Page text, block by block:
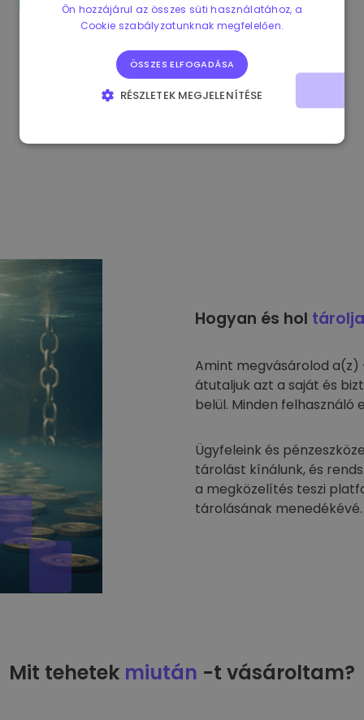
Hogyan és hol
Amint megvásárolod a(z)
átutaljuk azt a saját és
belül. Minden felhasználó
Ügyfeleink és
tárolást kínálunk, és
a megközelítés teszi
tárolásának menedékévé.
Mit tehetek miután -t vásároltam?
Ön hozzájárul az összes süti használatához, a
Cookie szabályzatunknak megfelelően.
ÖSSZES ELFOGADÁSA
RÉSZLETEK MEGJELENÍTÉSE